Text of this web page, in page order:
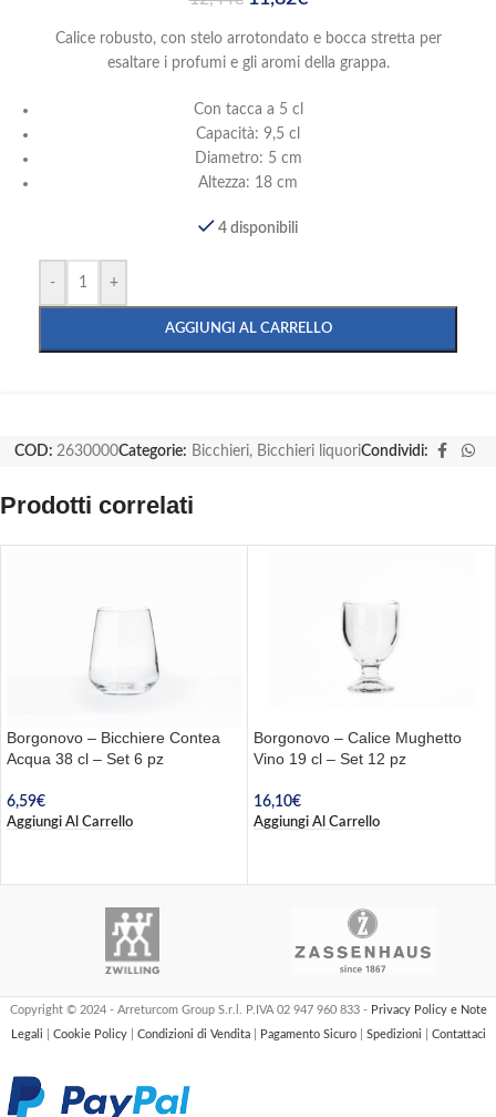
Calice robusto, con stelo arrotondato e bocca stretta per
esaltare i profumi e gli aromi della grappa.
Con tacca a 5 cl
Capacità: 9,5 cl
Diametro: 5 cm
Altezza: 18 cm
4 disponibili
- +
AGGIUNGI AL CARRELLO
COD: 2630000Categorie: Bicchieri, Bicchieri liquoriCondividi:
Prodotti correlati
Borgonovo – Bicchiere Contea
Acqua 38 cl – Set 6 pz
6,59€
Aggiungi Al Carrello
Borgonovo – Calice Mughetto
Vino 19 cl – Set 12 pz
16,10€
Aggiungi Al Carrello
Copyright © 2024 - Arreturcom Group S.r.l. P.IVA 02 947 960 833 - Privacy Policy e Note
Legali
Cookie Policy Condizioni di Vendita Pagamento Sicuro Spedizioni Contattaci